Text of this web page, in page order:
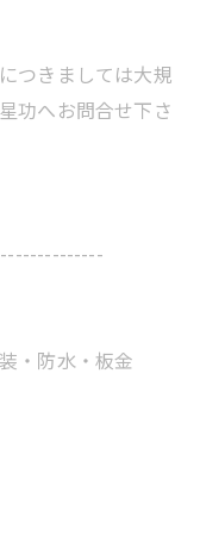
つきましては大規
功へお問合せ下さ
・防水・板金